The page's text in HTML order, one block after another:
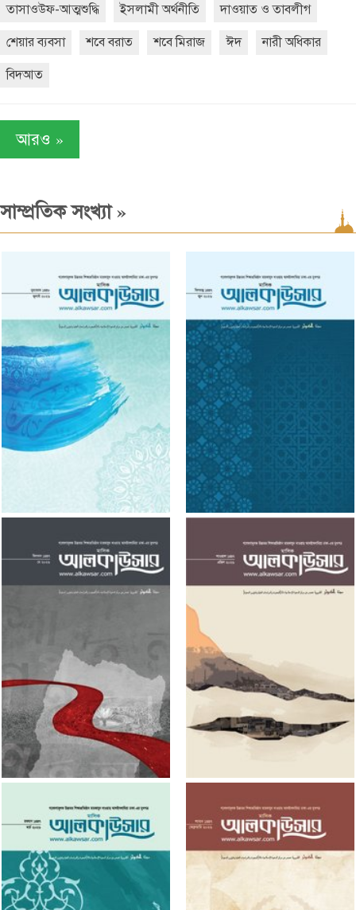
তাসাওউফ-আত্মশুদ্ধি ইসলামী অর্থনীতি দাওয়াত ও তাবলীগ
শেয়ার ব্যবসা শবে বরাত শবে মিরাজ ঈদ নারী অধিকার
বিদআত
আরও »
সাম্প্রতিক সংখ্যা»